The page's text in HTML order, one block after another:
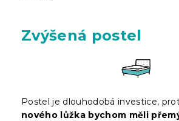
Zvýšená postel
Postel je dlouhodobá investice,
nového lůžka bychom měli